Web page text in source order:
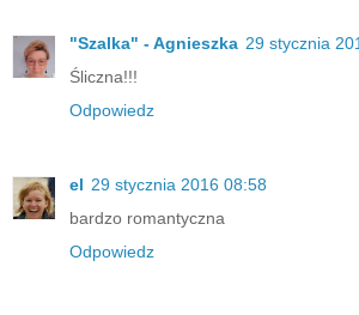
"Szalka" - Agnieszka 29 stycznia
Śliczna!!!
Odpowiedz
el 29 stycznia 2016 08:58
bardzo romantyczna
Odpowiedz